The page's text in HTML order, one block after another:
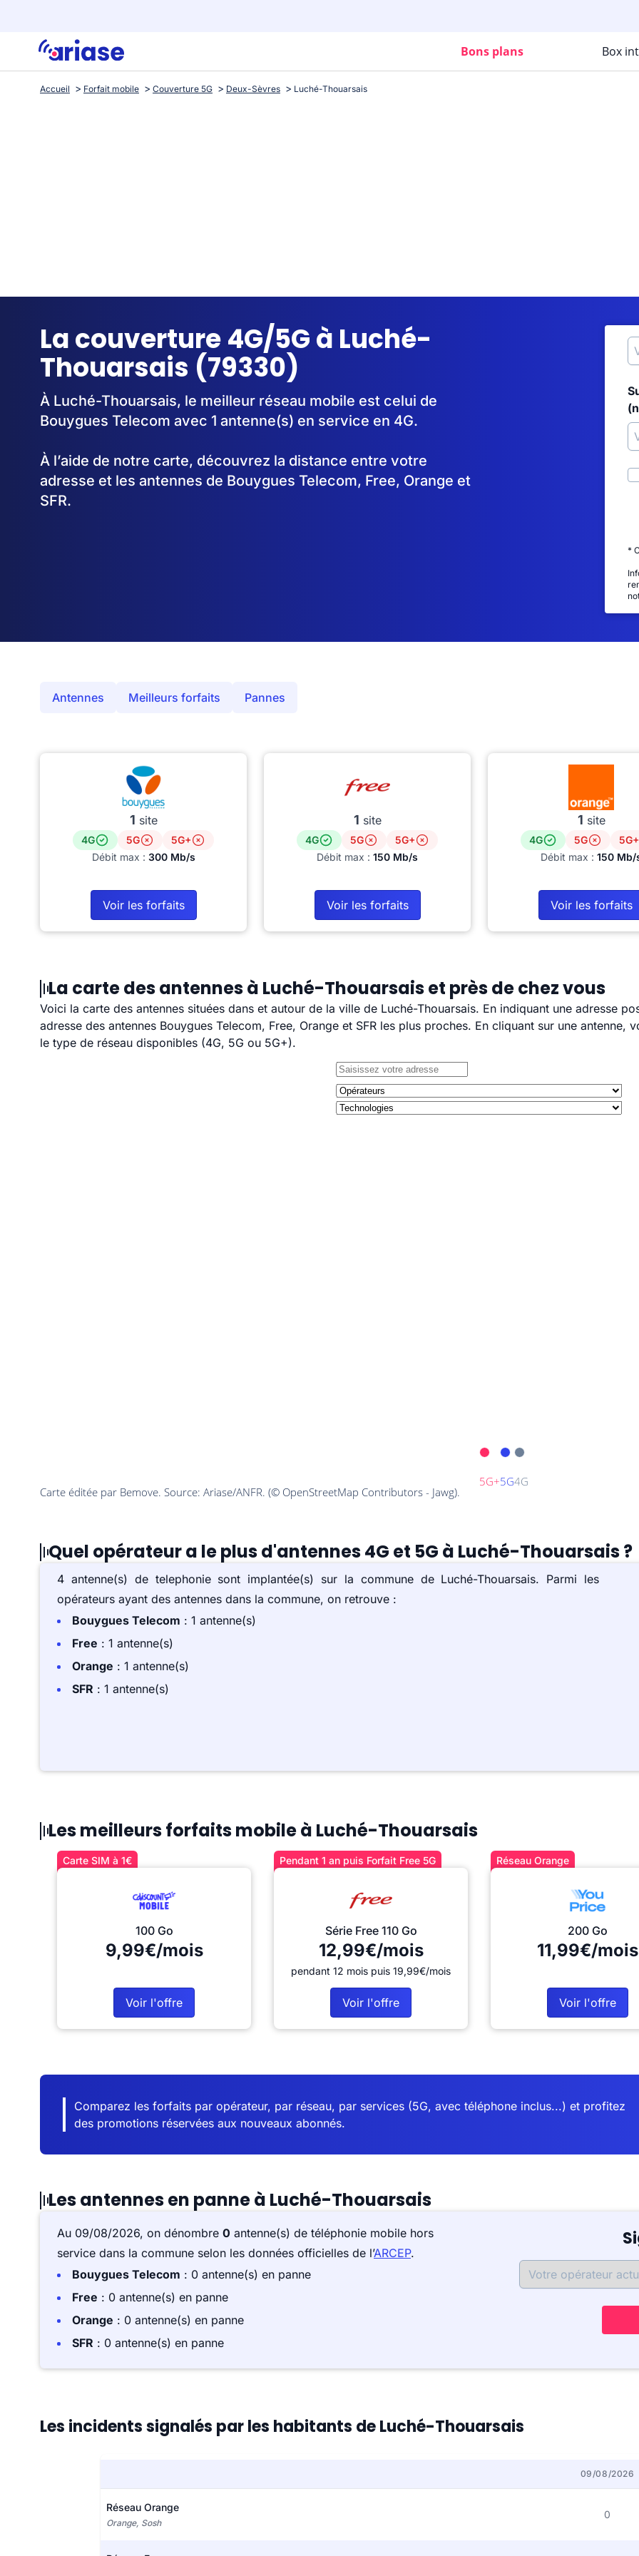
Bons plans Box
Accueil Forfait mobile Couverture 5G Deux-Sèvres Luché-Thouarsais
La couverture 4G/5G à Luché-
Thouarsais (79330)
À Luché-Thouarsais, le meilleur réseau mobile est celui de
Bouygues Telecom avec 1 antenne(s) en service en 4G.
À l’aide de notre carte, découvrez la distance entre votre
adresse et les antennes de Bouygues Telecom, Free, Orange et
SFR.
*
Antennes Meilleurs forfaits Pannes
1 site
4G 5G
5G+
Débit max : 300 Mb/s
Voir les forfaits
1 site
4G 5G
5G+
Débit max : 150 Mb/s
Voir les forfaits
1 site
4G 5G
5G+
Débit max : 150 Mb/
Voir les forfaits
La carte des antennes à Luché-Thouarsais et près de chez vous
Voici la carte des antennes situées dans et autour de la ville de Luché-Thouarsais. En indiquant une adresse
adresse des antennes Bouygues Telecom, Free, Orange et SFR les plus proches. En cliquant sur une
le type de réseau disponibles (4G, 5G ou 5G+).
Quel opérateur a le plus d'antennes 4G et 5G à Luché-Thouarsais ?
4 antenne(s) de telephonie sont implantée(s) sur la commune de Luché-Thouarsais. Parmi les
opérateurs ayant des antennes dans la commune, on retrouve :
Bouygues Telecom : 1 antenne(s)
Free : 1 antenne(s)
Orange : 1 antenne(s)
SFR : 1 antenne(s)
Les meilleurs forfaits mobile à Luché-Thouarsais
Carte SIM à 1€
100 Go
9,99€/mois
Voir l'offre
Pendant 1 an puis Forfait Free 5G
Série Free 110 Go
12,99€/mois
pendant 12 mois puis 19,99€/mois
Voir l'offre
Réseau Orange
200 Go
11,99€/mois
Voir l'offre
Comparez les forfaits par opérateur, par réseau, par services (5G, avec téléphone inclus...) et profitez
des promotions réservées aux nouveaux abonnés.
Les antennes en panne à Luché-Thouarsais
Au 09/08/2026, on dénombre 0 antenne(s) de téléphonie mobile hors
service dans la commune selon les données officielles de l’ARCEP.
Bouygues Telecom : 0 antenne(s) en panne
Free : 0 antenne(s) en panne
Orange : 0 antenne(s) en panne
SFR : 0 antenne(s) en panne
Les incidents signalés par les habitants de Luché-Thouarsais
09/08/2026
Réseau Orange
Orange, Sosh
0